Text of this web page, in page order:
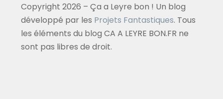
Copyright 2026 – Ça a Leyre bon ! Un blog
développé par les Projets Fantastiques. Tous
les éléments du blog CA A LEYRE BON.FR ne
sont pas libres de droit.